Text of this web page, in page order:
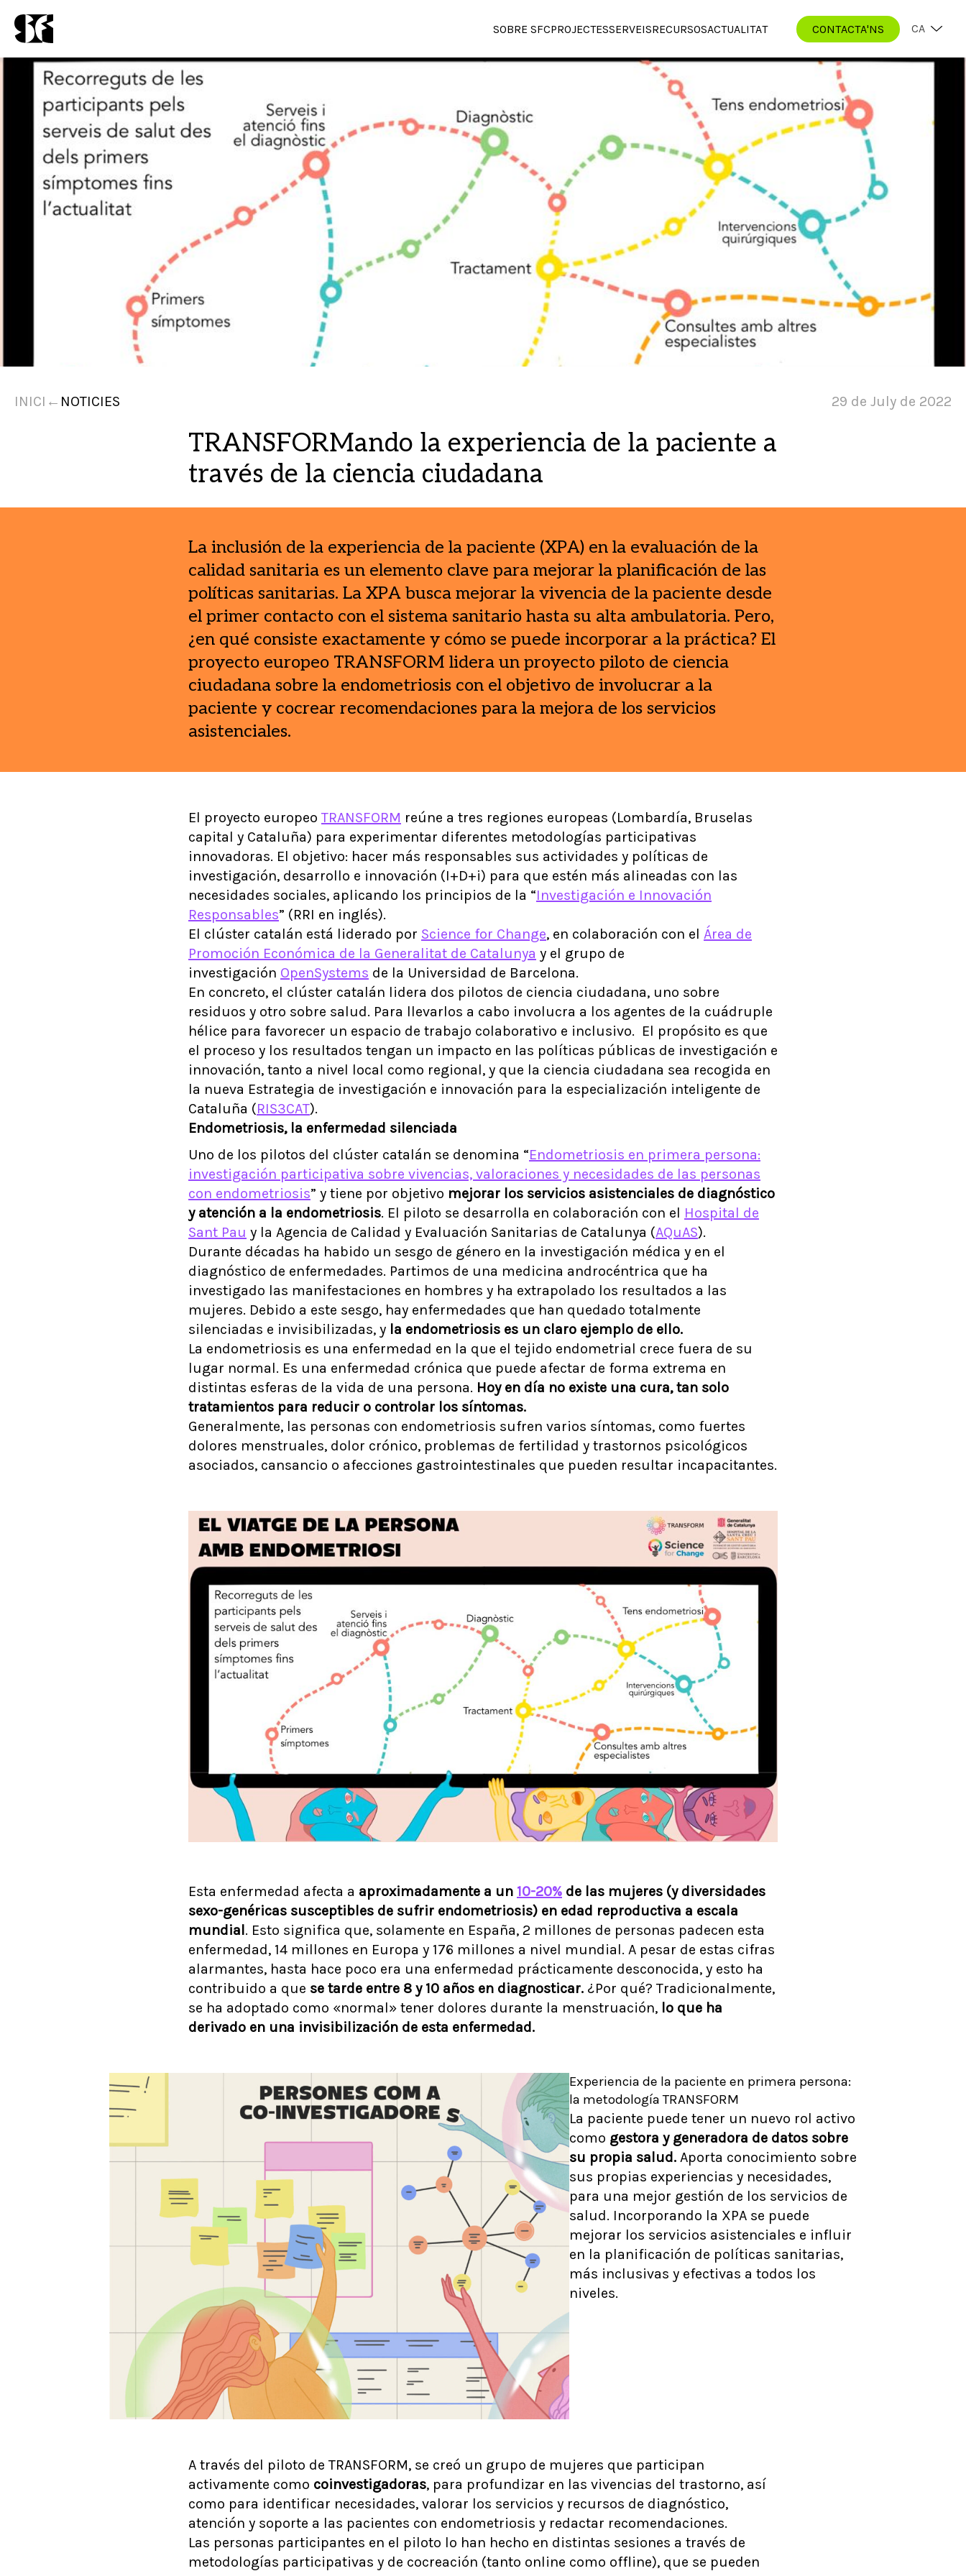
SOBRE SFCPROJECTESSERVEISRECURSOSACTUALITAT CONTACTA'NS CA
INICI ← NOTICIES 29 de July de 2022
TRANSFORMando la experiencia de la paciente a
través de la ciencia ciudadana
La inclusión de la experiencia de la paciente (XPA) en la evaluación de la
calidad sanitaria es un elemento clave para mejorar la planificación de las
políticas sanitarias. La XPA busca mejorar la vivencia de la paciente desde
el primer contacto con el sistema sanitario hasta su alta ambulatoria. Pero,
¿en qué consiste exactamente y cómo se puede incorporar a la práctica? El
proyecto europeo TRANSFORM lidera un proyecto piloto de ciencia
ciudadana sobre la endometriosis con el objetivo de involucrar a la
paciente y cocrear recomendaciones para la mejora de los servicios
asistenciales.
El proyecto europeo TRANSFORM reúne a tres regiones europeas (Lombardía, Bruselas
capital y Cataluña) para experimentar diferentes metodologías participativas
innovadoras. El objetivo: hacer más responsables sus actividades y políticas de
investigación, desarrollo e innovación (I+D+i) para que estén más alineadas con las
necesidades sociales, aplicando los principios de la “Investigación e Innovación
Responsables” (RRI en inglés).
El clúster catalán está liderado por Science for Change, en colaboración con el Área de
Promoción Económica de la Generalitat de Catalunya y el grupo de
investigación OpenSystems de la Universidad de Barcelona.
En concreto, el clúster catalán lidera dos pilotos de ciencia ciudadana, uno sobre
residuos y otro sobre salud. Para llevarlos a cabo involucra a los agentes de la cuádruple
hélice para favorecer un espacio de trabajo colaborativo e inclusivo. El propósito es que
el proceso y los resultados tengan un impacto en las políticas públicas de investigación e
innovación, tanto a nivel local como regional, y que la ciencia ciudadana sea recogida en
la nueva Estrategia de investigación e innovación para la especialización inteligente de
Cataluña (RIS3CAT).
Endometriosis, la enfermedad silenciada
Uno de los pilotos del clúster catalán se denomina “Endometriosis en primera persona:
investigación participativa sobre vivencias, valoraciones y necesidades de las personas
con endometriosis” y tiene por objetivo mejorar los servicios asistenciales de diagnóstico
y atención a la endometriosis. El piloto se desarrolla en colaboración con el Hospital de
Sant Pau y la Agencia de Calidad y Evaluación Sanitarias de Catalunya (AQuAS).
Durante décadas ha habido un sesgo de género en la investigación médica y en el
diagnóstico de enfermedades. Partimos de una medicina androcéntrica que ha
investigado las manifestaciones en hombres y ha extrapolado los resultados a las
mujeres. Debido a este sesgo, hay enfermedades que han quedado totalmente
silenciadas e invisibilizadas, y la endometriosis es un claro ejemplo de ello.
La endometriosis es una enfermedad en la que el tejido endometrial crece fuera de su
lugar normal. Es una enfermedad crónica que puede afectar de forma extrema en
distintas esferas de la vida de una persona. Hoy en día no existe una cura, tan solo
tratamientos para reducir o controlar los síntomas.
Generalmente, las personas con endometriosis sufren varios síntomas, como fuertes
dolores menstruales, dolor crónico, problemas de fertilidad y trastornos psicológicos
asociados, cansancio o afecciones gastrointestinales que pueden resultar incapacitantes.
Esta enfermedad afecta a aproximadamente a un 10-20% de las mujeres (y diversidades
sexo-genéricas susceptibles de sufrir endometriosis) en edad reproductiva a escala
mundial. Esto significa que, solamente en España, 2 millones de personas padecen esta
enfermedad, 14 millones en Europa y 176 millones a nivel mundial. A pesar de estas cifras
alarmantes, hasta hace poco era una enfermedad prácticamente desconocida, y esto ha
contribuido a que se tarde entre 8 y 10 años en diagnosticar. ¿Por qué? Tradicionalmente,
se ha adoptado como «normal» tener dolores durante la menstruación, lo que ha
derivado en una invisibilización de esta enfermedad.
Experiencia de la paciente en primera persona:
la metodología TRANSFORM
La paciente puede tener un nuevo rol activo
como gestora y generadora de datos sobre
su propia salud. Aporta conocimiento sobre
sus propias experiencias y necesidades,
para una mejor gestión de los servicios de
salud. Incorporando la XPA se puede
mejorar los servicios asistenciales e influir
en la planificación de políticas sanitarias,
más inclusivas y efectivas a todos los
niveles.
A través del piloto de TRANSFORM, se creó un grupo de mujeres que participan
activamente como coinvestigadoras, para profundizar en las vivencias del trastorno, así
como para identificar necesidades, valorar los servicios y recursos de diagnóstico,
atención y soporte a las pacientes con endometriosis y redactar recomendaciones.
Las personas participantes en el piloto lo han hecho en distintas sesiones a través de
metodologías participativas y de cocreación (tanto online como offline), que se pueden